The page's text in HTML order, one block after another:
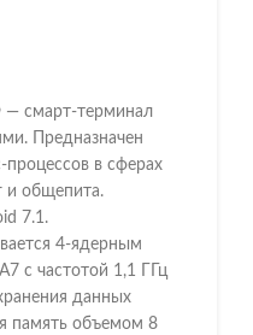
— смарт-терминал
Предназначен
процессов в сферах
и общепита.
7.1.
4-ядерным
с частотой 1,1 ГГц
данных
память объемом 8